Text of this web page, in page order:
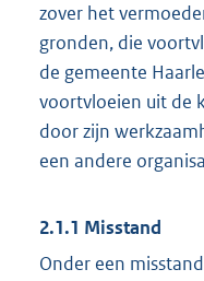
zover het
gronden, die
de gemeente
voortvloeien uit de
door zijn
een andere
2.1.1 Misstand
Onder een